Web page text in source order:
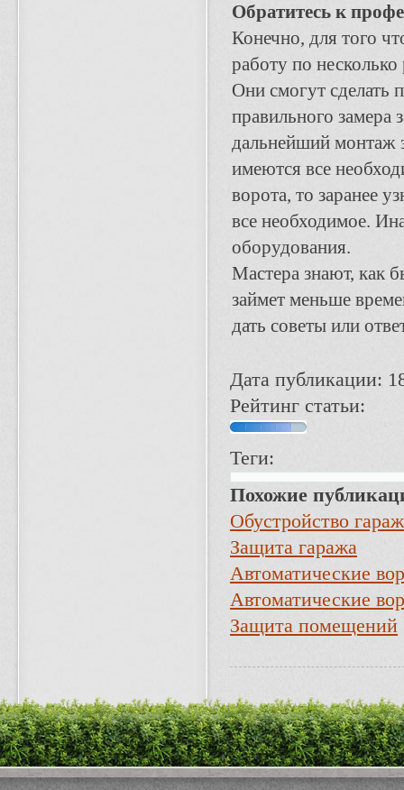
Обратитесь к
Конечно, для того
работу по несколько
Они смогут сделать
правильного замера
дальнейший монтаж
имеются все
ворота, то заранее
все необходимое.
оборудования.
Мастера знают, как
займет меньше
дать советы или
Дата публикации:
Рейтинг статьи:
Теги:
Похожие
Обустройство
Защита гаража
Автоматические
Автоматические
Защита помещений